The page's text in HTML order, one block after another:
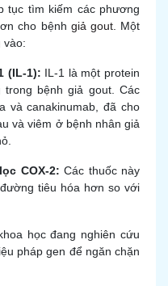
tục tìm kiếm các phương
cho bệnh giả gout.
Một
vào:
(IL-1): IL-1 là một protein
bệnh giả gout. Các
và canakinumab, đã cho
và viêm ở bệnh nhân giả
COX-2: Các thuốc này
tiêu hóa hơn so với
học đang nghiên cứu
pháp gen để ngăn chặn